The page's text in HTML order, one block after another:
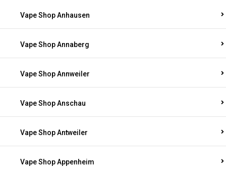
Vape Shop Anhausen
Vape Shop Annaberg
Vape Shop Annweiler
Vape Shop Anschau
Vape Shop Antweiler
Vape Shop Appenheim